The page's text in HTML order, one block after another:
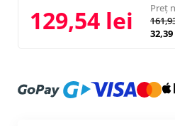
129,54 lei
Preț